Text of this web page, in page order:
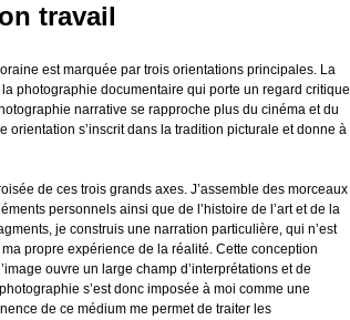
travail
est marquée par trois orientations principales. La
photographie documentaire qui porte un regard critique
narrative se rapproche plus du cinéma et du
orientation s’inscrit dans la tradition picturale et donne à
de ces trois grands axes. J’assemble des morceaux
personnels ainsi que de l’histoire de l’art et de la
je construis une narration particulière, qui n’est
propre expérience de la réalité. Cette conception
ouvre un large champ d’interprétations et de
s’est donc imposée à moi comme une
de ce médium me permet de traiter les